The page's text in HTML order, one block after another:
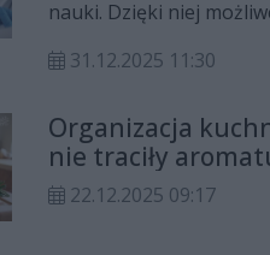
nauki. Dzięki niej
eksperymentów.
umożliwieniu wzrostu i
ściśle określonych
31.12.2025 11:30
Organizacja
nie traciły
22.12.2025 09:17